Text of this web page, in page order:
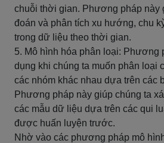
chuỗi thời gian. Phương pháp này
đoán và phân tích xu hướng, chu
trong dữ liệu theo thời gian.
5. Mô hình hóa phân loại:
dụng khi chúng ta muốn phân loại
các nhóm khác nhau dựa trên các
Phương pháp này giúp chúng ta
các mẫu dữ liệu dựa trên các qui
được huấn luyện trước.
Nhờ vào các phương pháp mô